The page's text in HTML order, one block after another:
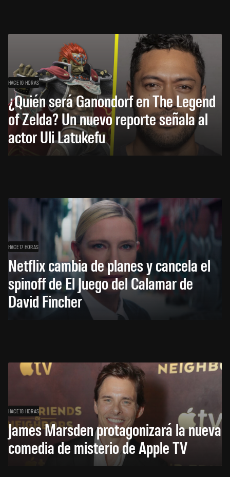
HACE 16 HORAS
¿Quién será Ganondorf en The Legend
of Zelda? Un nuevo reporte señala al
actor Uli Latukefu
HACE 17 HORAS
Netflix cambia de planes y cancela el
spinoff de El Juego del Calamar de
David Fincher
HACE 18 HORAS
James Marsden protagonizará la nueva
comedia de misterio de Apple TV